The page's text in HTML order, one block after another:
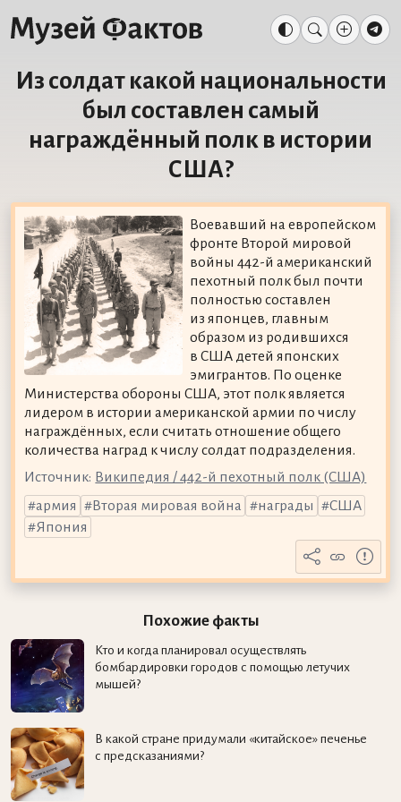
Из солдат какой национальности
был составлен самый
награждённый полк в истории
США?
Воевавший на европейском
фронте Второй мировой
войны 442-й американский
пехотный полк был почти
полностью составлен
из японцев, главным
образом из родившихся
в США детей японских
эмигрантов. По оценке
Министерства обороны США, этот полк является
лидером в истории американской армии по числу
награждённых, если считать отношение общего
количества наград к числу солдат подразделения.
Источник: Википедия / 442-й пехотный полк (США)
армия
Вторая мировая война награды
США
Япония
Похожие факты
Кто и когда планировал осуществлять
бомбардировки городов с помощью летучих
мышей?
В какой стране придумали «китайское» печенье
с предсказаниями?